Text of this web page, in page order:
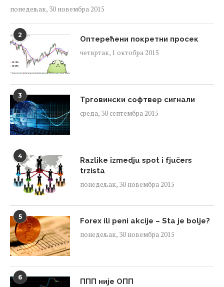
понедељак, 30 новембра 2015
2
Оптерећени покретни просек
четвртак, 1 октобра 2015
3
Трговински софтвер сигнали
среда, 30 септембра 2015
4
Razlike izmedju spot i fjučers
trzista
понедељак, 30 новембра 2015
5
Forex ili peni akcije – Sta je bolje?
понедељак, 30 новембра 2015
6
ППП није ОПП